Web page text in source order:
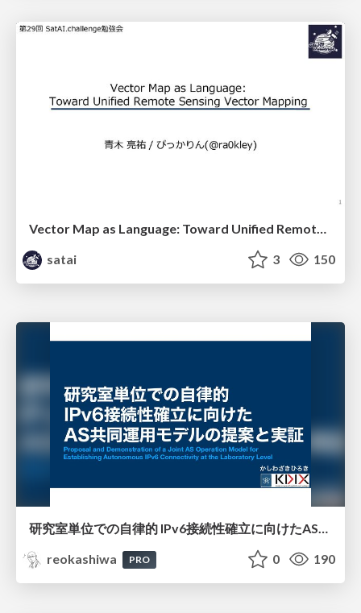
Vector Map as Language: Toward Unified Remote Sensing Vector Mapping
satai
3 150
研究室単位での自律的 IPv6接続性確立に向けたAS共同運用モデルの提案と実証
reokashiwa
PRO 0 190